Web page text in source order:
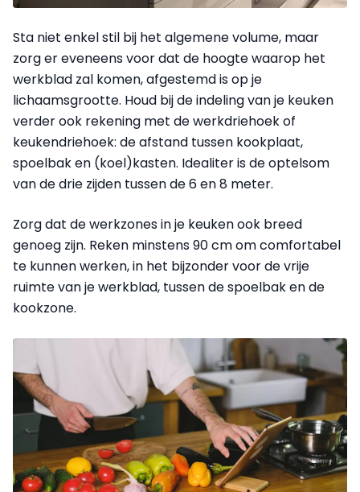
Sta niet enkel stil bij het algemene volume, maar
zorg er eveneens voor dat de hoogte waarop het
werkblad zal komen, afgestemd is op je
lichaamsgrootte. Houd bij de indeling van je keuken
verder ook rekening met de werkdriehoek of
keukendriehoek: de afstand tussen kookplaat,
spoelbak en (koel)kasten. Idealiter is de optelsom
van de drie zijden tussen de 6 en 8 meter.
Zorg dat de werkzones in je keuken ook breed
genoeg zijn. Reken minstens 90 cm om comfortabel
te kunnen werken, in het bijzonder voor de vrije
ruimte van je werkblad, tussen de spoelbak en de
kookzone.